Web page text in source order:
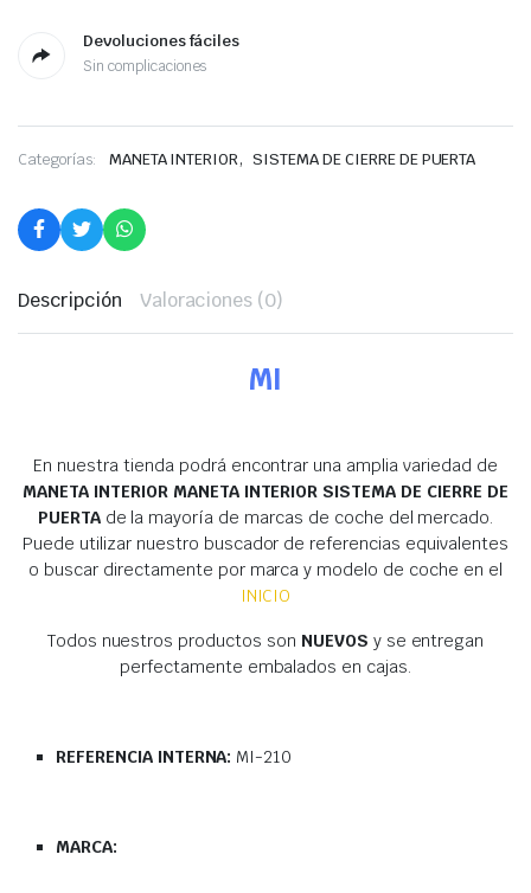
Devoluciones fáciles
Sin complicaciones
Categorías: MANETA INTERIOR, SISTEMA DE CIERRE DE PUERTA
Descripción Valoraciones (0)
MI
En nuestra tienda podrá encontrar una amplia variedad de
MANETA INTERIOR MANETA INTERIOR SISTEMA DE CIERRE DE
PUERTAde la mayoría de marcas de coche del mercado.
Puede utilizar nuestro buscador de referencias equivalentes
o buscar directamente por marca y modelo de coche en el
INICIO
Todos nuestros productos son NUEVOS y se entregan
perfectamente embalados en cajas.
REFERENCIA INTERNA: MI-210
MARCA: